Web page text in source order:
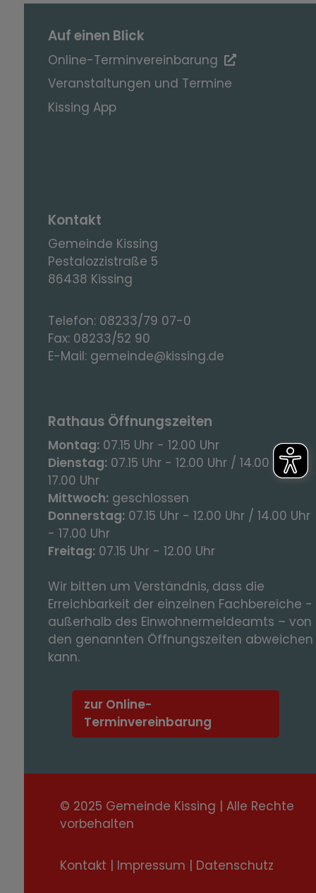
Auf einen Blick
Online-Terminvereinbarung
Veranstaltungen und Termine
Kissing App
Kontakt
Gemeinde Kissing
Pestalozzistraße 5
86438 Kissing
Telefon: 08233/79 07-0
Fax: 08233/52 90
E-Mail: gemeinde@kissing.de
Rathaus Öffnungszeiten
Montag: 07.15 Uhr - 12.00 Uhr
Dienstag: 07.15 Uhr - 12.00 Uhr / 14.00 Uhr -
17.00 Uhr
Mittwoch: geschlossen
Donnerstag: 07.15 Uhr - 12.00 Uhr / 14.00 Uhr
- 17.00 Uhr
Freitag: 07.15 Uhr - 12.00 Uhr
Wir bitten um Verständnis, dass die
Erreichbarkeit der einzelnen Fachbereiche -
außerhalb des Einwohnermeldeamts – von
den genannten Öffnungszeiten abweichen
kann.
zur Online-
Terminvereinbarung
© 2025 Gemeinde Kissing | Alle Rechte
vorbehalten
Kontakt | Impressum | Datenschutz